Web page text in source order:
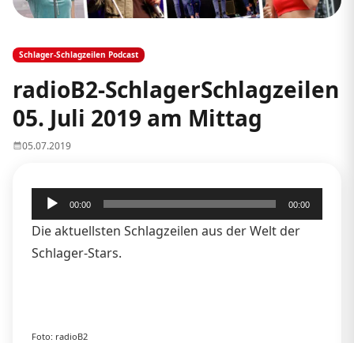
Schlager-Schlagzeilen Podcast
radioB2-SchlagerSchlagzeilen
05. Juli 2019 am Mittag
05.07.2019
Audio-
Player
00:00 00:00
Die aktuellsten Schlagzeilen aus der Welt der
Schlager-Stars.
Foto: radioB2